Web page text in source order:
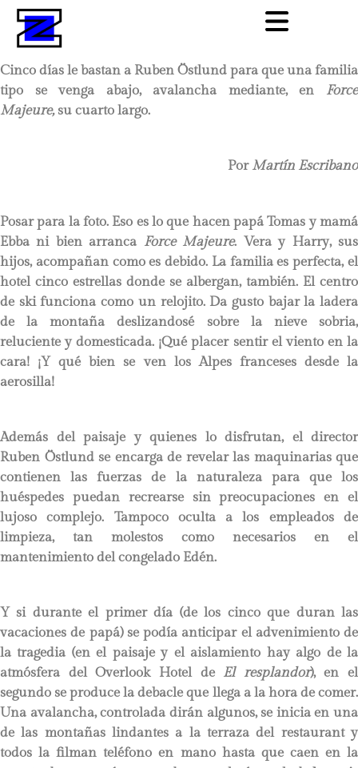
Cinco días le bastan a Ruben Östlund para que una familia
tipo se venga abajo, avalancha mediante, en Force
Majeure, su cuarto largo.
Por Martín Escribano
Posar para la foto. Eso es lo que hacen papá Tomas y mamá
Ebba ni bien arranca Force Majeure. Vera y Harry, sus
hijos, acompañan como es debido. La familia es perfecta, el
hotel cinco estrellas donde se albergan, también. El centro
de ski funciona como un relojito. Da gusto bajar la ladera
de la montaña deslizandosé sobre la nieve sobria,
reluciente y domesticada. ¡Qué placer sentir el viento en la
cara! ¡Y qué bien se ven los Alpes franceses desde la
aerosilla!
Además del paisaje y quienes lo disfrutan, el director
Ruben Östlund se encarga de revelar las maquinarias que
contienen las fuerzas de la naturaleza para que los
huéspedes puedan recrearse sin preocupaciones en el
lujoso complejo. Tampoco oculta a los empleados de
limpieza, tan molestos como necesarios en el
mantenimiento del congelado Edén.
Y si durante el primer día (de los cinco que duran las
vacaciones de papá) se podía anticipar el advenimiento de
la tragedia (en el paisaje y el aislamiento hay algo de la
atmósfera del Overlook Hotel de El resplandor), en el
segundo se produce la debacle que llega a la hora de comer.
Una avalancha, controlada dirán algunos, se inicia en una
de las montañas lindantes a la terraza del restaurant y
todos la filman teléfono en mano hasta que caen en la